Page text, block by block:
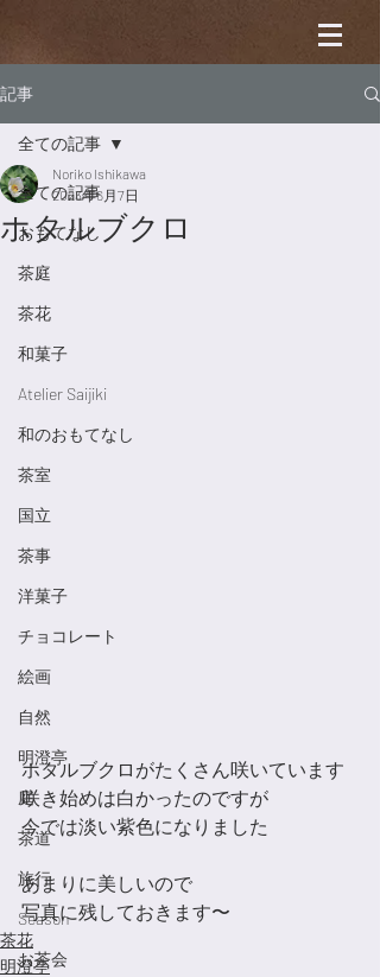
記事
全ての記事
おもてなし
茶庭
茶花
和菓子
Atelier Saijiki
和のおもてなし
茶室
国立
茶事
洋菓子
チョコレート
絵画
自然
明澄亭
庭
茶道
旅行
Season
お茶会
全ての記事
ホタルブクロ
Noriko Ishikawa
2023年6月7日
ホタルブクロがたくさん咲いています
咲き始めは白かったのですが
今では淡い紫色になりました
あまりに美しいので
写真に残しておきます〜
茶花
明澄亭